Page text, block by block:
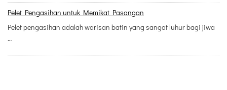
Pelet Pengasihan untuk Memikat Pasangan
Pelet pengasihan adalah warisan batin yang sangat luhur bagi jiwa
…